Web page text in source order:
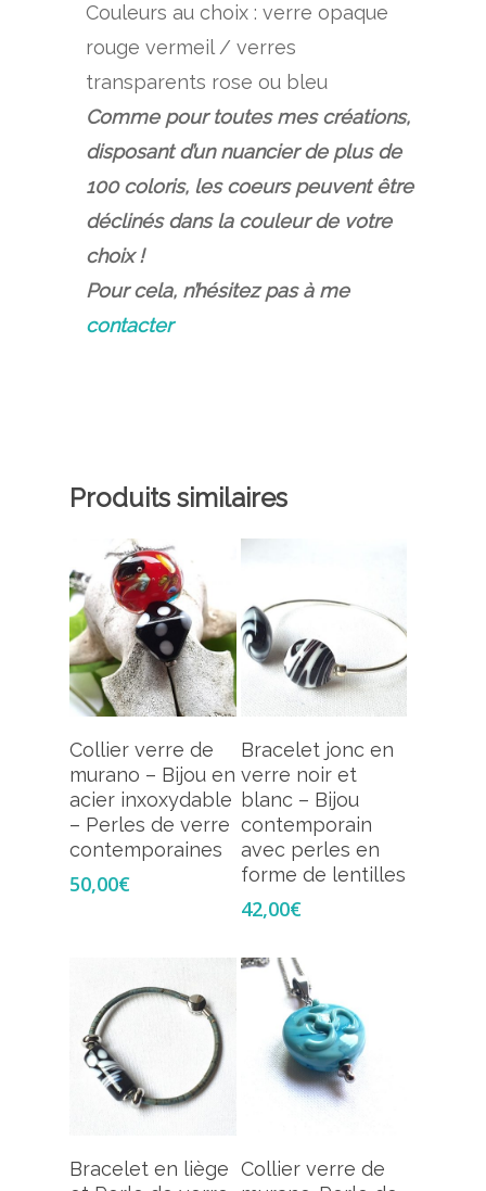
Couleurs au choix : verre opaque
rouge vermeil / verres
transparents rose ou bleu
Comme pour toutes mes créations,
disposant d’un nuancier de plus de
100 coloris, les coeurs peuvent être
déclinés dans la couleur de votre
choix !
Pour cela, n’hésitez pas à me
contacter
Produits similaires
Ajouter Au
Panier
Collier verre de
murano – Bijou en
acier inxoxydable
– Perles de verre
contemporaines
50,00€
Ajouter Au
Panier
Bracelet jonc en
verre noir et
blanc – Bijou
contemporain
avec perles en
forme de lentilles
42,00€
Ajouter Au
Panier
Bracelet en liège
Choix Des Options
Collier verre de